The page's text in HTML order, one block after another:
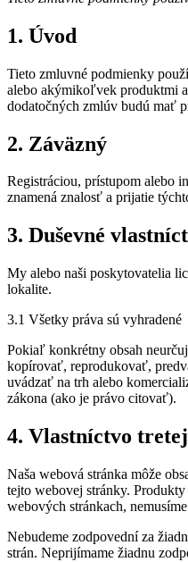
1. Úvod
Tieto zmluvné podmienky
alebo akýmikoľvek produktmi
dodatočných zmlúv budú mať
2. Záväzný
Registráciou, prístupom alebo
znamená znalosť a prijatie
3. Duševné
My alebo naši poskytovatelia
lokalite.
3.1 Všetky práva sú vyhradené
Pokiaľ konkrétny obsah
kopírovať, reprodukovať,
uvádzať na trh alebo
zákona (ako je právo citovať).
4. Vlastníctvo
Naša webová stránka môže
tejto webovej stránky.
webových stránkach,
Nebudeme zodpovední za
strán. Neprijímame žiadnu